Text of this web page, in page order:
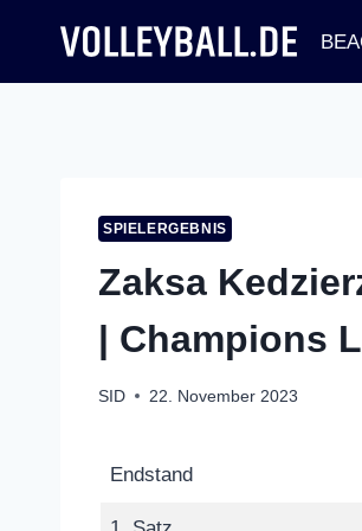
springen
SPIELERGEBNIS
Zaksa
| Champions
SID 22. November 2023
Endstand